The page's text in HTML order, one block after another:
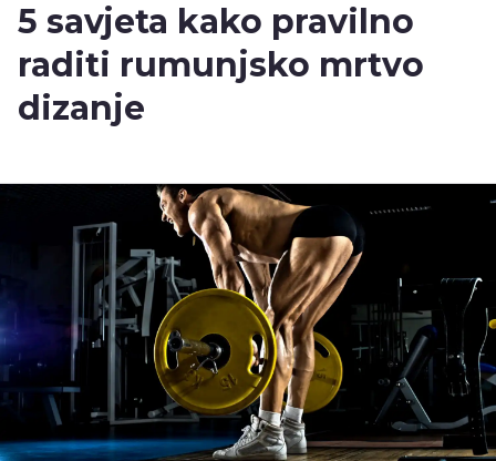
5 savjeta kako pravilno
raditi rumunjsko mrtvo
dizanje